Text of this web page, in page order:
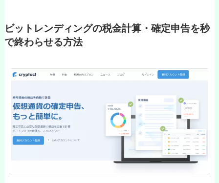
ビットレンディングの税金計算・確定申告を秒
で終わらせる方法